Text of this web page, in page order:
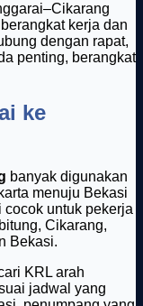
kerja dan
dengan rapat,
penting, berangkat
ke
banyak digunakan
menuju Bekasi
untuk pekerja
Cikarang,
Bekasi.
KRL arah
jadwal yang